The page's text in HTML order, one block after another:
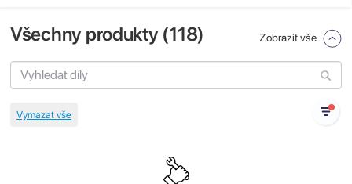
Všechny produkty (118) Zobrazit vše